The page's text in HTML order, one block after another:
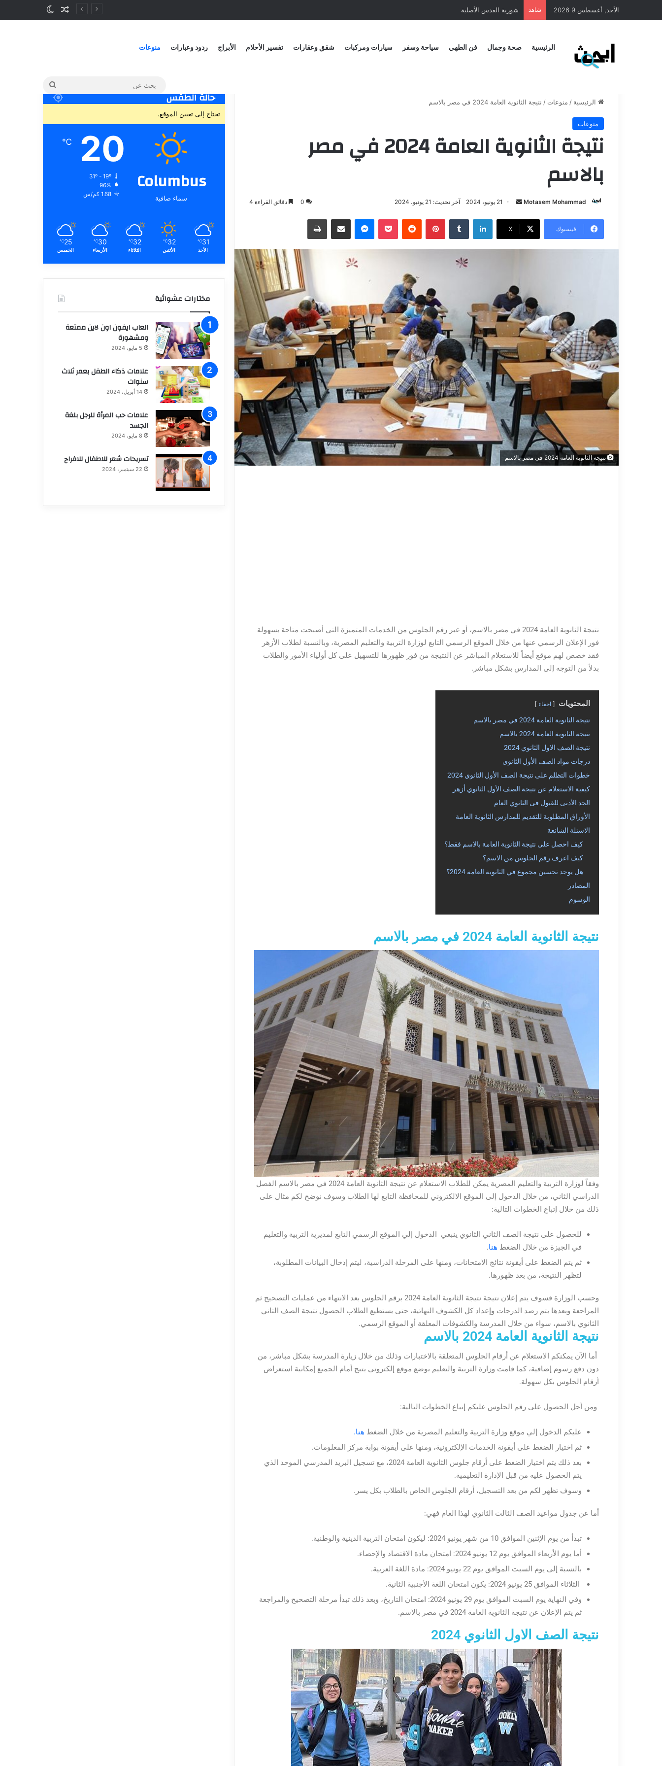
الأحد, أغسطس 9 2026 شاهد طريقة عمل المنسف الاردني
الرئيسية صحة وجمال فن الطهي سياحة وسفر سيارات ومركبات شقق وعقارات تفسير الأحلام الأبراج ردود وعبارات منوعات
الرئيسية / منوعات / نتيجة الثانوية العامة 2024 في مصر بالاسم
منوعات
نتيجة الثانوية العامة 2024 في مصر
بالاسم
Motasem Mohammad 21 يونيو، 2024 آخر تحديث: 21 يونيو، 2024 0 دقائق القراءة 4
فيسبوك X
نتيجة الثانوية العامة 2024 في مصر بالاسم
نتيجة الثانوية العامة 2024 في مصر بالاسم، أو عبر رقم الجلوس من الخدمات المتميزة التي أصبحت متاحة بسهولة
فور الإعلان الرسمي عنها من خلال الموقع الرسمي التابع لوزارة التربية والتعليم المصرية، وبالنسبة لطلاب الأزهر
فقد خصص لهم موقع أيضاً للاستعلام المباشر عن النتيجة من فور ظهورها للتسهيل على كل أولياء الأمور والطلاب
بدلاً من التوجه إلى المدارس بشكل مباشر.
المحتويات اخفاء
نتيجة الثانوية العامة 2024 في مصر بالاسم
نتيجة الثانوية العامة 2024 بالاسم
نتيجة الصف الاول الثانوي 2024
درجات مواد الصف الأول الثانوي
خطوات التظلم على نتيجة الصف الأول الثانوي 2024
كيفية الاستعلام عن نتيجة الصف الأول الثانوي أزهر
الحد الأدنى للقبول فى الثانوي العام
الأوراق المطلوبة للتقديم للمدارس الثانوية العامة
الاسئلة الشائعة
كيف احصل على نتيجة الثانوية العامة بالاسم فقط؟
كيف اعرف رقم الجلوس من الاسم؟
هل يوجد تحسين مجموع في الثانوية العامة 2024؟
المصادر
الوسوم
نتيجة الثانوية العامة 2024 في مصر بالاسم
وفقاً لوزارة التربية والتعليم المصرية يمكن للطلاب الاستعلام عن نتيجة الثانوية العامة 2024 في مصر بالاسم الفصل
الدراسي الثاني، من خلال الدخول إلى الموقع الالكتروني للمحافظة التابع لها الطلاب وسوف نوضح لكم مثال على
ذلك من خلال إتباع الخطوات التالية:
للحصول على نتيجة الصف الثاني الثانوي ينبغي الدخول إلي الموقع الرسمي التابع لمديرية التربية والتعليم
في الجيزة من خلال الضغط هنا.
ثم يتم الضغط على أيقونة نتائج الامتحانات، ومنها على المرحلة الدراسية، ليتم إدخال البيانات المطلوبة،
لتظهر النتيجة، من بعد ظهورها.
وحسب الوزارة فسوف يتم إعلان نتيجة نتيجة الثانوية العامة 2024 برقم الجلوس بعد الانتهاء من عمليات التصحيح ثم
المراجعة وبعدها يتم رصد الدرجات وإعداد كل الكشوف النهائية، حتى يستطيع الطلاب الحصول نتيجة الصف الثاني
الثانوي بالاسم، سواء من خلال المدرسة والكشوفات المعلقة أو الموقع الرسمي.
نتيجة الثانوية العامة 2024 بالاسم
أما الآن يمكنكم الاستعلام عن أرقام الجلوس المتعلقة بالاختبارات وذلك من خلال زيارة المدرسة بشكل مباشر، من
دون دفع رسوم إضافية، كما قامت وزارة التربية والتعليم بوضع موقع إلكتروني يتيح أمام الجميع إمكانية استعراض
أرقام الجلوس بكل سهولة.
ومن أجل الحصول على رقم الجلوس عليكم إتباع الخطوات التالية:
عليكم الدخول إلي موقع وزارة التربية والتعليم المصرية من خلال الضغط هنا.
ثم اختيار الضغط على أيقونة الخدمات الإلكترونية، ومنها على أيقونة بوابة مركز المعلومات.
بعد ذلك يتم اختيار الضغط على أرقام جلوس الثانوية العامة 2024، مع تسجيل البريد المدرسي الموحد الذي
يتم الحصول عليه من قبل الإدارة التعليمية.
وسوف تظهر لكم من بعد التسجيل، أرقام الجلوس الخاص بالطلاب بكل يسر.
أما عن جدول مواعيد الصف الثالث الثانوي لهذا العام فهي:
تبدأ من يوم الإثنين الموافق 10 من شهر يونيو 2024: ليكون امتحان التربية الدينية والوطنية.
أما يوم الأربعاء الموافق يوم 12 يونيو 2024: امتحان مادة الاقتصاد والإحصاء.
بالنسبة إلى يوم السبت الموافق يوم 22 يونيو 2024: مادة اللغة العربية.
الثلاثاء الموافق 25 يونيو 2024: يكون امتحان اللغة الأجنبية الثانية.
وفي النهاية يوم السبت الموافق يوم 29 يونيو 2024: امتحان التاريخ، وبعد ذلك تبدأ مرحلة التصحيح والمراجعة
ثم يتم الإعلان عن نتيجة الثانوية العامة 2024 في مصر بالاسم.
نتيجة الصف الاول الثانوي 2024
حالة الطقس
تحتاج إلى تعيين الموقع.
Columbus
سماء صافية
20
℃
31º - 19º
96%
1.68 كم/س
31
℃
الأحد
32
℃
الأثنين
32
℃
الثلاثاء
30
℃
الأربعاء
25
℃
الخميس
مختارات عشوائية
العاب ايفون اون لاين ممتعة
ومشهورة
5 مايو، 2024
علامات ذكاء الطفل بعمر ثلاث
سنوات
14 أبريل، 2024
علامات حب المرأة للرجل بلغة
الجسد
8 مايو، 2024
تسريحات شعر للاطفال للافراح
22 سبتمبر، 2024